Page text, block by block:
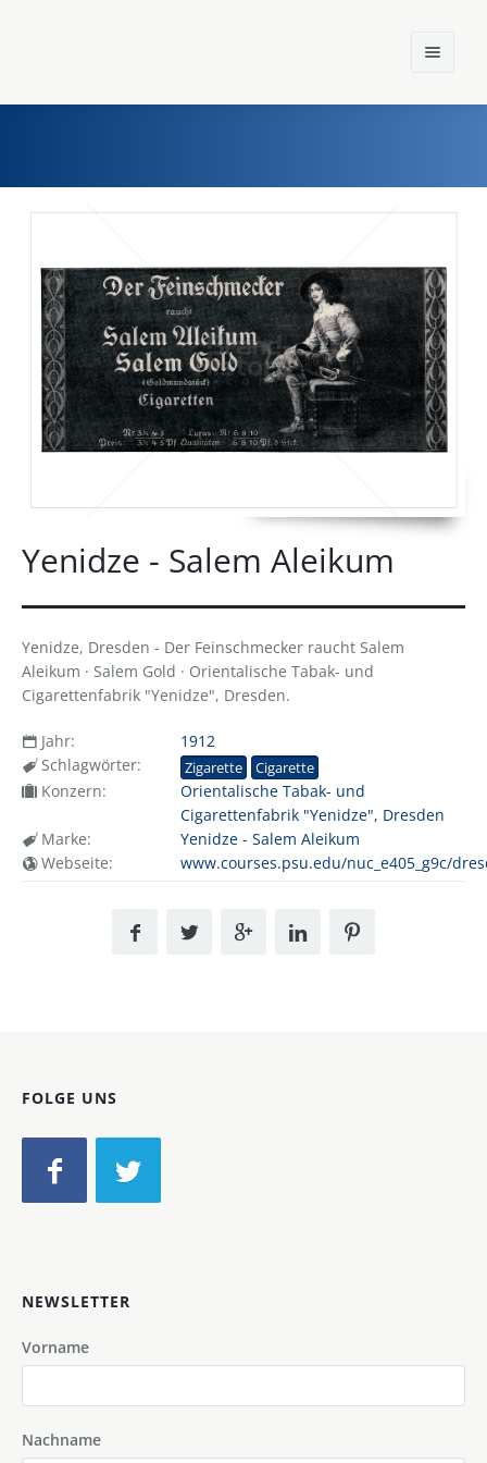
Home
Marken
Konzerne
Epoche
Yenidze - Salem Aleikum
Yenidze, Dresden - Der Feinschmecker raucht Salem
Aleikum · Salem Gold · Orientalische Tabak- und
Cigarettenfabrik "Yenidze", Dresden.
Jahr:
1912
Schlagwörter:
Zigarette Cigarette
Konzern:
Orientalische Tabak- und
Cigarettenfabrik "Yenidze", Dresden
Marke:
Yenidze - Salem Aleikum
Webseite:
www.courses.psu.edu/nuc_e405_g9c/
FOLGE UNS
NEWSLETTER
Vorname
Nachname